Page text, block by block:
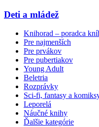
Deti a mládež
Knihorad – poradca
Pre najmenších
Pre prvákov
Pre pubertiakov
Young Adult
Beletria
Rozprávky
Sci-fi, fantasy a
Leporelá
Náučné knihy
Ďalšie kategórie